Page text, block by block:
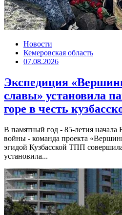
Новости
Кемеровская область
07.08.2026
Экспедиция
славы» установила
горе в честь
В памятный год - 85-летия начала
войны - команда проекта
эгидой Кузбасской ТПП
установила...